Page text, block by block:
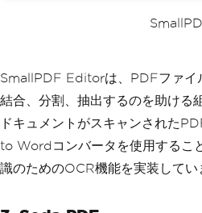
SmallPDF Editorは、PDFファイ
結合、分割、抽出するのを助ける
ドキュメントがスキャンされた
to Wordコンバータを使用するこ
識のためのOCR機能を実装してい